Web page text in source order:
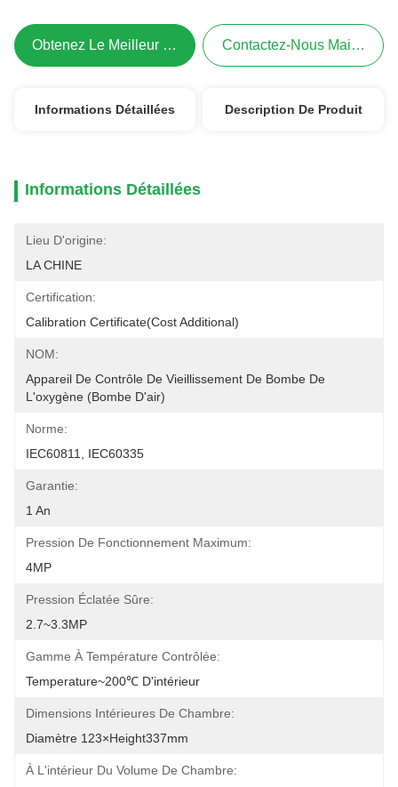
Obtenez Le Meilleur Prix Contactez-Nous Maintenant
Informations Détaillées Description De Produit
Informations Détaillées
Lieu D'origine:
LA CHINE
Certification:
Calibration Certificate(cost Additional)
NOM:
Appareil De Contrôle De Vieillissement De Bombe De
L'oxygène (bombe D'air)
Norme:
IEC60811, IEC60335
Garantie:
1 An
Pression De Fonctionnement Maximum:
4MP
Pression Éclatée Sûre:
2.7~3.3MP
Gamme À Température Contrôlée:
Temperature~200℃ D'intérieur
Dimensions Intérieures De Chambre:
Diamètre 123×Height337mm
À L'intérieur Du Volume De Chambre: